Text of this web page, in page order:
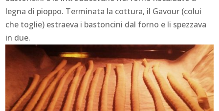
legna di pioppo. Terminata la cottura, il Gavour (colui
che toglie) estraeva i bastoncini dal forno e li spezzava
in due.